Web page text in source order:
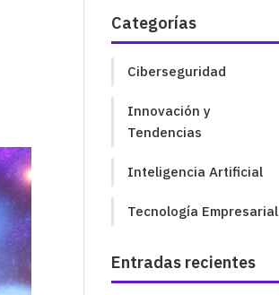
Categorías
Ciberseguridad
Innovación y
Tendencias
Inteligencia Artificial
Tecnología Empresarial
Entradas recientes